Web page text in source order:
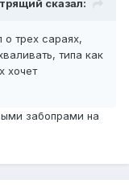
сказал:
трех сараях,
типа как
хочет
забопрами на